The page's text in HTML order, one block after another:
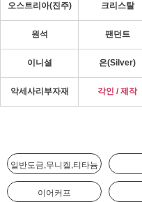
오스트리아(진주) 크리스탈
원석 팬던트
이니셜 은(Silver)
악세사리부자재 각인 / 제작
일반도금,무니켈,티타늄
이어커프